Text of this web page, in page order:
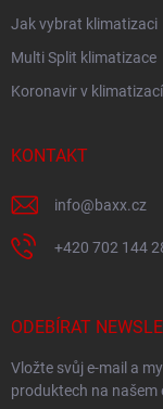
Jak vybrat klimatizaci
Multi Split klimatizace
Koronavir v
KONTAKT
info@baxx.cz
+420 702 144
ODEBÍRAT
Vložte svůj e-mail a
produktech na našem